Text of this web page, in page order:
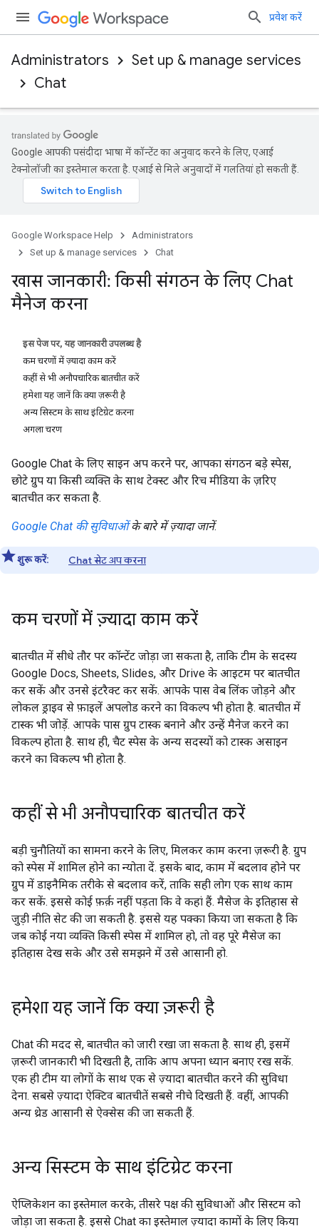
प्रवेश करें
Administrators
Set up & manage services
Chat
Google आपकी पसंदीदा भाषा में कॉन्टेंट का अनुवाद करने के लिए, एआई
टेक्नोलॉजी का इस्तेमाल करता है. एआई से मिले अनुवादों में गलतियां हो सकती हैं.
Google Workspace Help
Administrators
Set up & manage services
Chat
खास जानकारी: किसी संगठन के लिए Chat
मैनेज करना
इस पेज पर, यह जानकारी उपलब्ध है
कम चरणों में ज़्यादा काम करें
कहीं से भी अनौपचारिक बातचीत करें
हमेशा यह जानें कि क्या ज़रूरी है
अन्य सिस्टम के साथ इंटिग्रेट करना
अगला चरण
Google Chat के लिए साइन अप करने पर, आपका संगठन बड़े स्पेस,
छोटे ग्रुप या किसी व्यक्ति के साथ टेक्स्ट और रिच मीडिया के ज़रिए
बातचीत कर सकता है.
Google Chat की सुविधाओंके बारे में ज़्यादा जानें.
शुरू करें: Chat सेट अप करना
कम चरणों में ज़्यादा काम करें
बातचीत में सीधे तौर पर कॉन्टेंट जोड़ा जा सकता है, ताकि टीम के सदस्य
Google Docs, Sheets, Slides, और Drive के आइटम पर बातचीत
कर सकें और उनसे इंटरैक्ट कर सकें. आपके पास वेब लिंक जोड़ने और
लोकल ड्राइव से फ़ाइलें अपलोड करने का विकल्प भी होता है. बातचीत में
टास्क भी जोड़ें. आपके पास ग्रुप टास्क बनाने और उन्हें मैनेज करने का
विकल्प होता है. साथ ही, चैट स्पेस के अन्य सदस्यों को टास्क असाइन
करने का विकल्प भी होता है.
कहीं से भी अनौपचारिक बातचीत करें
बड़ी चुनौतियों का सामना करने के लिए, मिलकर काम करना ज़रूरी है. ग्रुप
को स्पेस में शामिल होने का न्योता दें. इसके बाद, काम में बदलाव होने पर
ग्रुप में डाइनैमिक तरीके से बदलाव करें, ताकि सही लोग एक साथ काम
कर सकें. इससे कोई फ़र्क़ नहीं पड़ता कि वे कहां हैं. मैसेज के इतिहास से
जुड़ी नीति सेट की जा सकती है. इससे यह पक्का किया जा सकता है कि
जब कोई नया व्यक्ति किसी स्पेस में शामिल हो, तो वह पूरे मैसेज का
इतिहास देख सके और उसे समझने में उसे आसानी हो.
हमेशा यह जानें कि क्या ज़रूरी है
Chat की मदद से, बातचीत को जारी रखा जा सकता है. साथ ही, इसमें
ज़रूरी जानकारी भी दिखती है, ताकि आप अपना ध्यान बनाए रख सकें.
एक ही टीम या लोगों के साथ एक से ज़्यादा बातचीत करने की सुविधा
देना. सबसे ज़्यादा ऐक्टिव बातचीतें सबसे नीचे दिखती हैं. वहीं, आपकी
अन्य थ्रेड आसानी से ऐक्सेस की जा सकती हैं.
अन्य सिस्टम के साथ इंटिग्रेट करना
ऐप्लिकेशन का इस्तेमाल करके, तीसरे पक्ष की सुविधाओं और सिस्टम को
जोड़ा जा सकता है. इससे Chat का इस्तेमाल ज़्यादा कामों के लिए किया